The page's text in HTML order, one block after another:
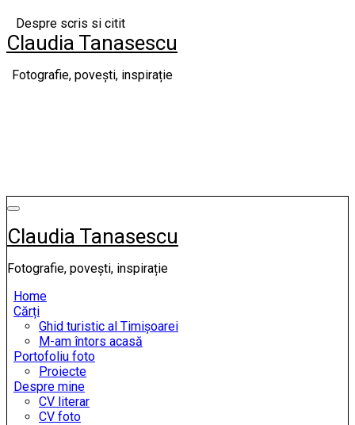
content
Claudia Tanasescu
Fotografie, povești, inspirație
Claudia Tanasescu
Fotografie, povești, inspirație
Home
Cărți
Ghid turistic al Timișoarei
M-am întors acasă
Portofoliu foto
Proiecte
Despre mine
CV literar
CV foto
Despre scris si citit